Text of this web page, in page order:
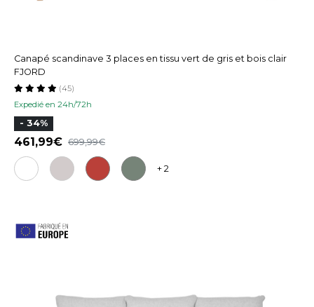
Canapé scandinave 3 places en tissu vert de gris et bois clair
FJORD
Expedié en 24h/72h
(45)
- 34%
461,99 699,99
+ 2